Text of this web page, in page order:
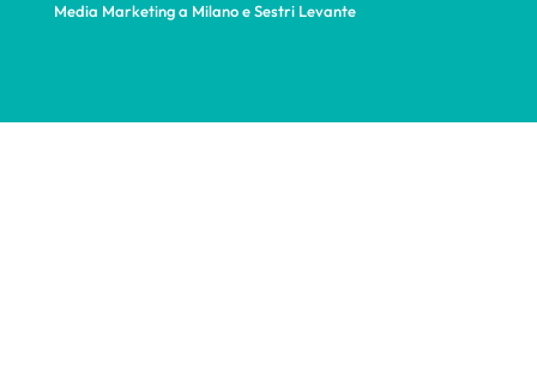
Media Marketing a Milano e Sestri Levante